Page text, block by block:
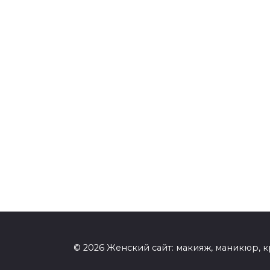
© 2026 Женский сайт: макияж, маникюр,